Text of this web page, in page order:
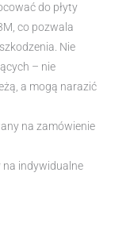
do płyty
co pozwala
Nie
– nie
a mogą narazić
na zamówienie
indywidualne